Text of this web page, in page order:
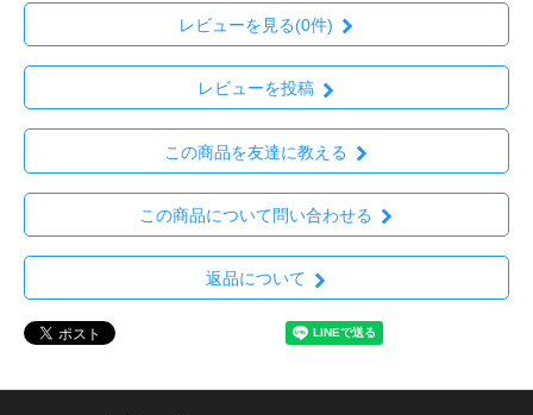
レビューを見る(0件)
レビューを投稿
この商品を友達に教える
この商品について問い合わせる
返品について